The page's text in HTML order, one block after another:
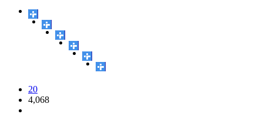
20
4,068